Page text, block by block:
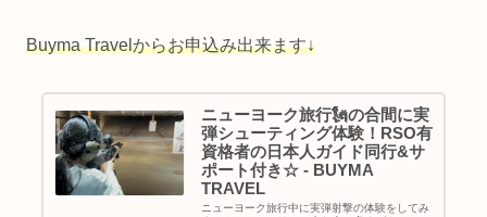
Buyma Travelからお申込み出来ます↓
ニューヨーク旅行🗽の合間に実
弾シューティング体験！RSO有
資格者の日本人ガイド同行&サ
ポート付き☆ - BUYMA
TRAVEL
ニューヨーク旅行中に実弾射撃の体験をしてみ